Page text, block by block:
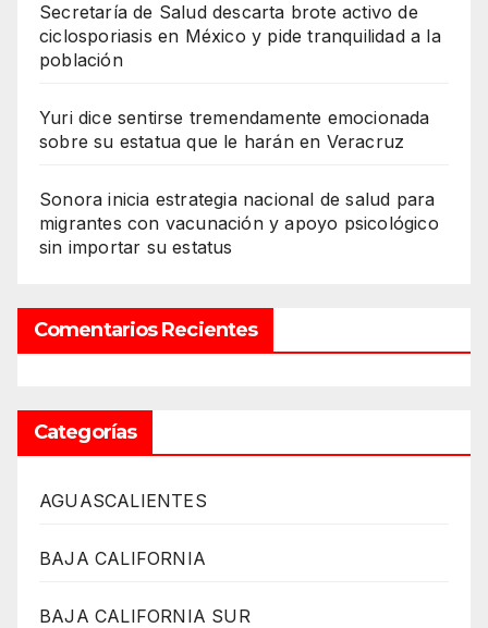
Secretaría de Salud descarta brote activo de
ciclosporiasis en México y pide tranquilidad a la
población
Yuri dice sentirse tremendamente emocionada
sobre su estatua que le harán en Veracruz
Sonora inicia estrategia nacional de salud para
migrantes con vacunación y apoyo psicológico
sin importar su estatus
Comentarios Recientes
Categorías
AGUASCALIENTES
BAJA CALIFORNIA
BAJA CALIFORNIA SUR